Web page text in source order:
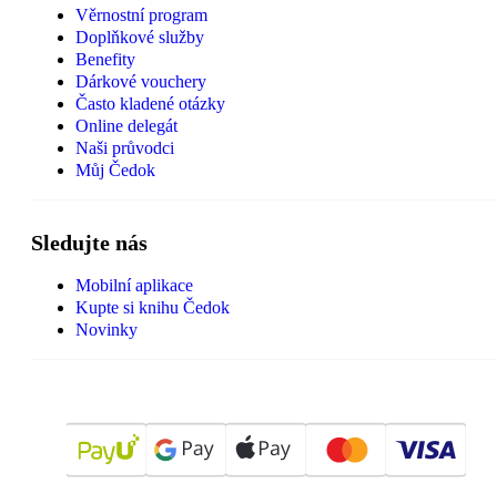
Věrnostní program
Doplňkové služby
Benefity
Dárkové vouchery
Často kladené otázky
Online delegát
Naši průvodci
Můj Čedok
Sledujte nás
Mobilní aplikace
Kupte si knihu Čedok
Novinky